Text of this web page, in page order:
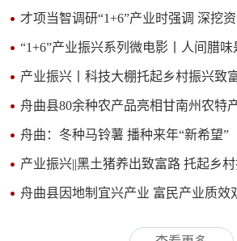
“1+6”产业振兴系列微电影丨人间腊味
产业振兴丨科技大棚托起乡村振兴致
舟曲：冬种马铃薯 播种来年“新希望”
产业振兴||黑土猪养出致富路 托起乡
舟曲县因地制宜兴产业 富民产业质效